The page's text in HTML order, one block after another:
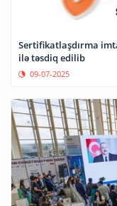
Sertifikatlaşdırma
ilə təsdiq edilib
09-07-2025